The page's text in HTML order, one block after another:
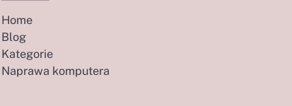
Home
Blog
Kategorie
Naprawa komputera